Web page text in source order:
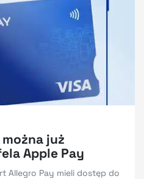
już
Apple Pay
Allegro Pay mieli dostęp do